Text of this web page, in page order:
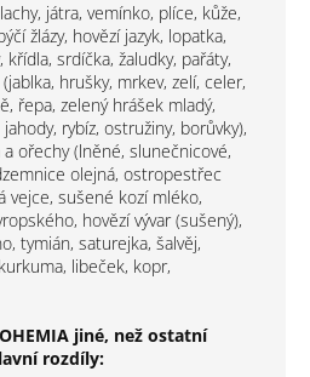
játra, vemínko, plíce, kůže,
žlázy, hovězí jazyk, lopatka,
srdíčka, žaludky, pařáty,
hrušky, mrkev, zelí, celer,
řepa, zelený hrášek mladý,
rybíz, ostružiny, borůvky),
ořechy (lněné, slunečnicové,
olejná, ostropestřec
vejce, sušené kozí mléko,
hovězí vývar (sušený),
tymián, saturejka, šalvěj,
libeček, kopr,
jiné, než ostatní
rozdíly: